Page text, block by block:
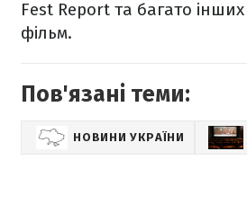
Fest Report та багато
фільм.
Пов'язані теми:
НОВИНИ УКРАЇНИ